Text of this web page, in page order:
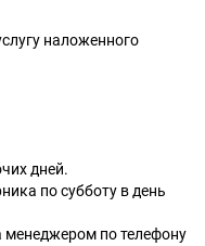
наложенного
дней.
по субботу в день
менеджером по телефону